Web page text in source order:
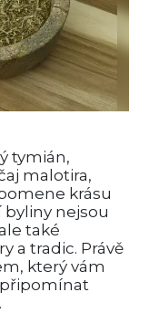
tymián,
malotira,
krásu
nejsou
také
a tradic. Právě
který vám